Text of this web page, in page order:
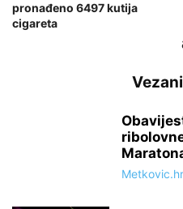
pronađeno 6497 kutija
cigareta
Metkovic.hr